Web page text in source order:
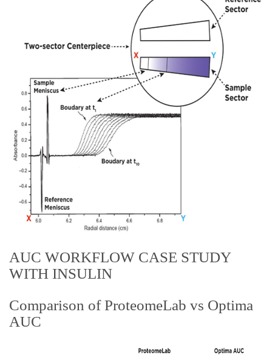
AUC WORKFLOW CASE STUDY
WITH INSULIN
Comparison of ProteomeLab vs Optima
AUC